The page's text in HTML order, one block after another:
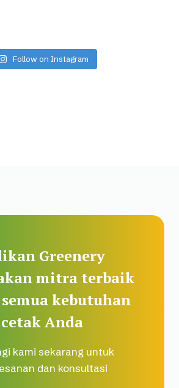
Follow on Instagram
Greenery
mitra terbaik
kebutuhan
cetak Anda
kami sekarang untuk
dan konsultasi